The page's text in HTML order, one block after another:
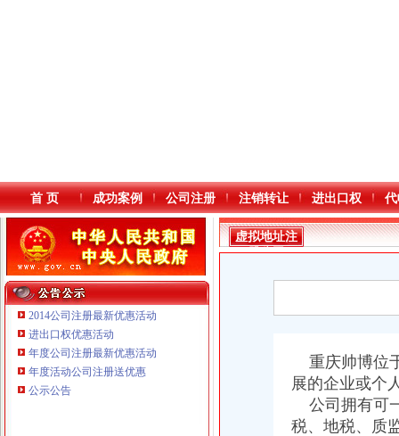
本站导航
首 页 成功案例 公司注册 注销转让 进出口权
2014公司注册最新优惠活动
进出口权优惠活动
年度公司注册最新优惠活动
年度活动公司注册送优惠
公示公告
重庆鸽牌电线电缆有限公司 渝北10010万 (进出口权)
重庆傲志众达投资咨询有限责任公司 渝九1000万 （增资）
重庆臣夫商贸有限公司 （执照专让）
虚拟地址注
册公司
重庆帅博位
展的企业或个
公司拥有可
税、地税、质